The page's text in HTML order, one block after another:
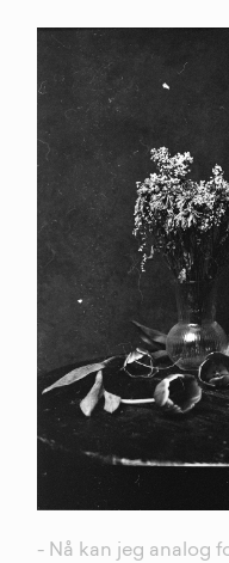
- Nå kan jeg analog